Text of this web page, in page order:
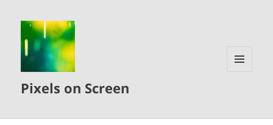
Pixels on Screen